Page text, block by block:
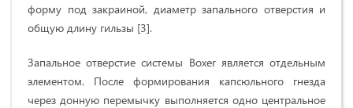
форму под закраиной, диаметр запального отверстия и
общую длину гильзы [3].
Запальное отверстие системы Boxer является отдельным
элементом. После формирования капсюльного гнезда
через донную перемычку выполняется одно центральное